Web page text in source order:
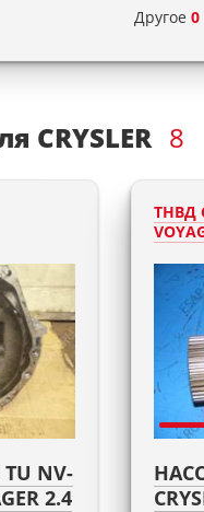
Другое 0
CRYSLER 8
NV-
2.4
ТНВД